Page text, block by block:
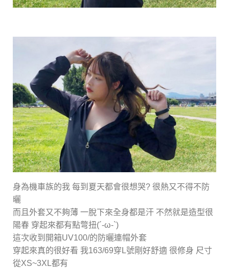
身為機車族的我 每到夏天都會很想哭? 很熱又不得不防
曬
而且外套又不夠薄 一脫下來全身都是汗 不然就是造型很
陽春 穿起來都有點彆扭(´-ω-`)
這次收到開箱UV100/的防曬連帽外套
穿起來真的很好看 我163/69穿L號剛好舒適 很修身 尺寸
從XS~3XL都有